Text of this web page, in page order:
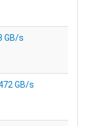
GB/s
GB/s